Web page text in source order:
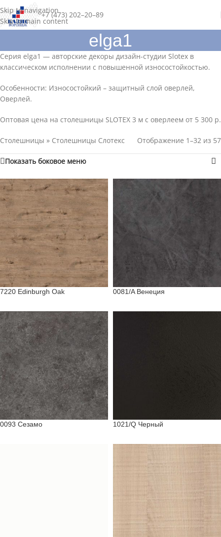
Skip to navigation
Skip to main content
+7 (473) 202–20–89
elga1
Серия elga1 — авторские декоры дизайн-студии Slotex в
классическом исполнении с повышенной износостойкостью.
Особенности: Износостойкий – защитный слой оверлей,
Оверлей.
Оптовая цена на столешницы SLOTEX 3 м с оверлеем от 5 300 р.
Столешницы » Столешницы Слотекс Отображение 1–32 из 57
Показать боковое меню
7220 Edinburgh Oak 0081/A Венеция
0093 Сезамо 1021/Q Черный